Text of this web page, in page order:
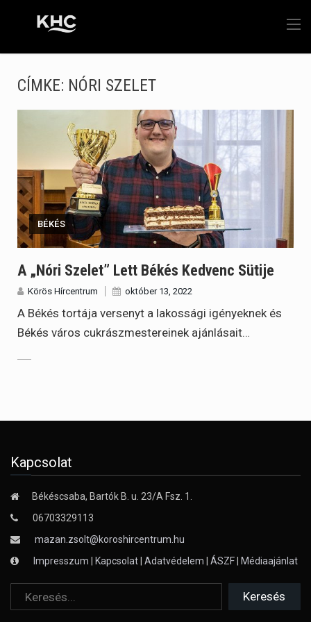
CÍMKE: NÓRI SZELET
BÉKÉS
A „Nóri Szelet” Lett Békés Kedvenc Sütije
Körös Hírcentrum október 13, 2022
A Békés tortája versenyt a lakossági igényeknek és
Békés város cukrászmestereinek ajánlásait…
Kapcsolat
Békéscsaba, Bartók B. u. 23/A Fsz. 1.
06703329113
mazan.zsolt@koroshircentrum.hu
Impresszum
Kapcsolat Adatvédelem ÁSZF Médiaajánlat